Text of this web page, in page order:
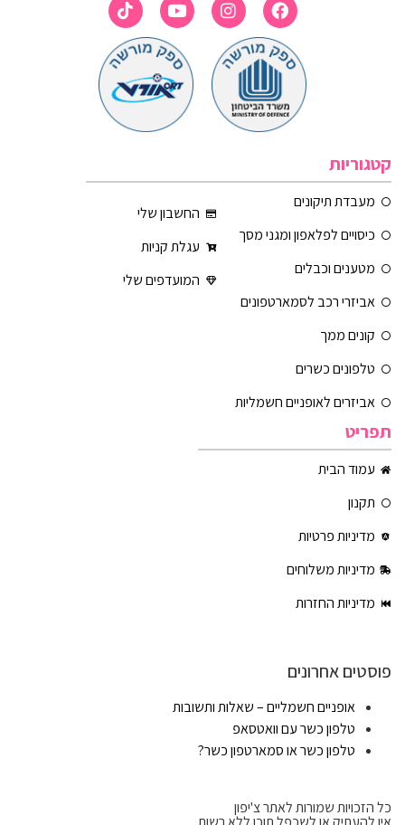
קטגוריות
מעבדת תיקונים
כיסויים לפלאפון ומגני מסך
מטענים וכבלים
אביזרי רכב לסמארטפונים
קונים ממך
טלפונים כשרים
אביזרים לאופניים חשמליות
החשבון שלי
עגלת קניות
המועדפים שלי
תפריט
עמוד הבית
תקנון
מדיניות פרטיות
מדיניות משלוחים
מדיניות החזרות
פוסטים אחרונים
אופניים חשמליים – שאלות ותשובות
טלפון כשר עם וואטסאפ
טלפון כשר או סמארטפון כשר?
כל הזכויות שמורות לאתר צ'יפון